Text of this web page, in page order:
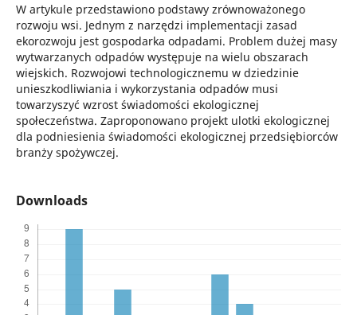
W artykule przedstawiono podstawy zrównoważonego
rozwoju wsi. Jednym z narzędzi implementacji zasad
ekorozwoju jest gospodarka odpadami. Problem dużej masy
wytwarzanych odpadów występuje na wielu obszarach
wiejskich. Rozwojowi technologicznemu w dziedzinie
unieszkodliwiania i wykorzystania odpadów musi
towarzyszyć wzrost świadomości ekologicznej
społeczeństwa. Zaproponowano projekt ulotki ekologicznej
dla podniesienia świadomości ekologicznej przedsiębiorców
branży spożywczej.
Downloads